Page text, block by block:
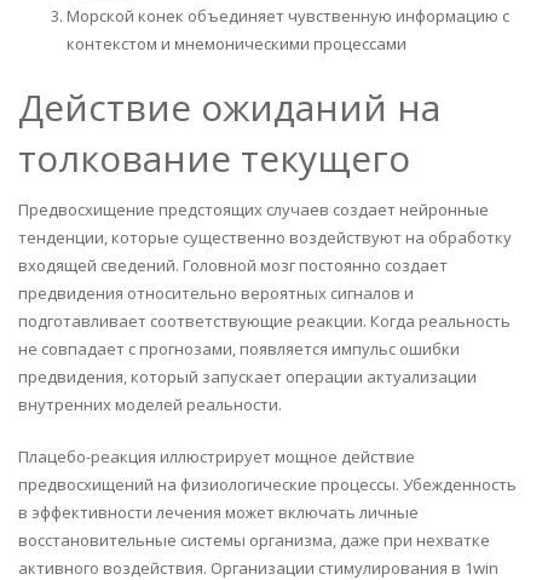
Морской конек объединяет чувственную информацию с
контекстом и мнемоническими процессами
Действие ожиданий на
толкование текущего
Предвосхищение предстоящих случаев создает нейронные
тенденции, которые существенно воздействуют на обработку
входящей сведений. Головной мозг постоянно создает
предвидения относительно вероятных сигналов и
подготавливает соответствующие реакции. Когда реальность
не совпадает с прогнозами, появляется импульс ошибки
предвидения, который запускает операции актуализации
внутренних моделей реальности.
Плацебо-реакция иллюстрирует мощное действие
предвосхищений на физиологические процессы. Убежденность
в эффективности лечения может включать личные
восстановительные системы организма, даже при нехватке
активного воздействия. Организации стимулирования в 1win